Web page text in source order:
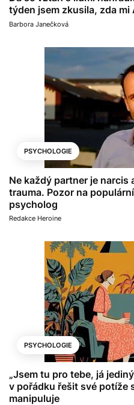
týden jsem zkusila, zda mi
Barbora Janečková
PSYCHOLOGIE
Ne každý partner je narcis
trauma. Pozor na
psycholog
Redakce Heroine
PSYCHOLOGIE
„Jsem tu pro tebe, já
v pořádku řešit své potíže
manipuluje